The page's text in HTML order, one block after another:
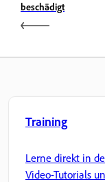
beschädigt
Training
Lerne direkt in
Video-Tutorials